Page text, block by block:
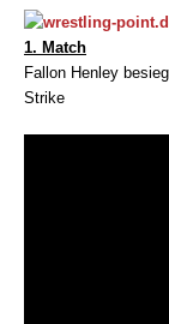
1. Match
Fallon Henley
Strike